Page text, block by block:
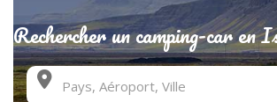
Rechercher un camping-car en